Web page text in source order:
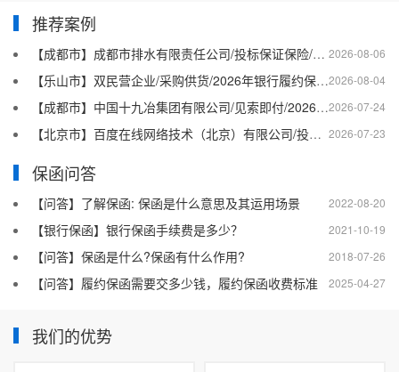
推荐案例
2026-08-06
【成都市】成都市排水有限责任公司/投标保证保险/2026银行投标保函十三
2026-08-04
【乐山市】双民营企业/采购供货/2026年银行履约保函四十二
2026-07-24
【成都市】中国十九冶集团有限公司/见索即付/2026年银行履约保函四十一
2026-07-23
【北京市】百度在线网络技术（北京）有限公司/投标保函/2026银行投标保函十二
保函问答
2022-08-20
【问答】了解保函: 保函是什么意思及其运用场景
2021-10-19
【银行保函】银行保函手续费是多少？
2018-07-26
【问答】保函是什么?保函有什么作用?
2025-04-27
【问答】履约保函需要交多少钱，履约保函收费标准
我们的优势